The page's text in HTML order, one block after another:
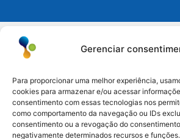
Gerenciar
Para proporcionar uma melhor experiência,
cookies para armazenar e/ou acessar
consentimento com essas tecnologias nos
como comportamento da navegação ou IDs
consentimento ou a revogação do
negativamente determinados recursos e funções.
Atuamos no Rio Grande do Sul,
Paraná.